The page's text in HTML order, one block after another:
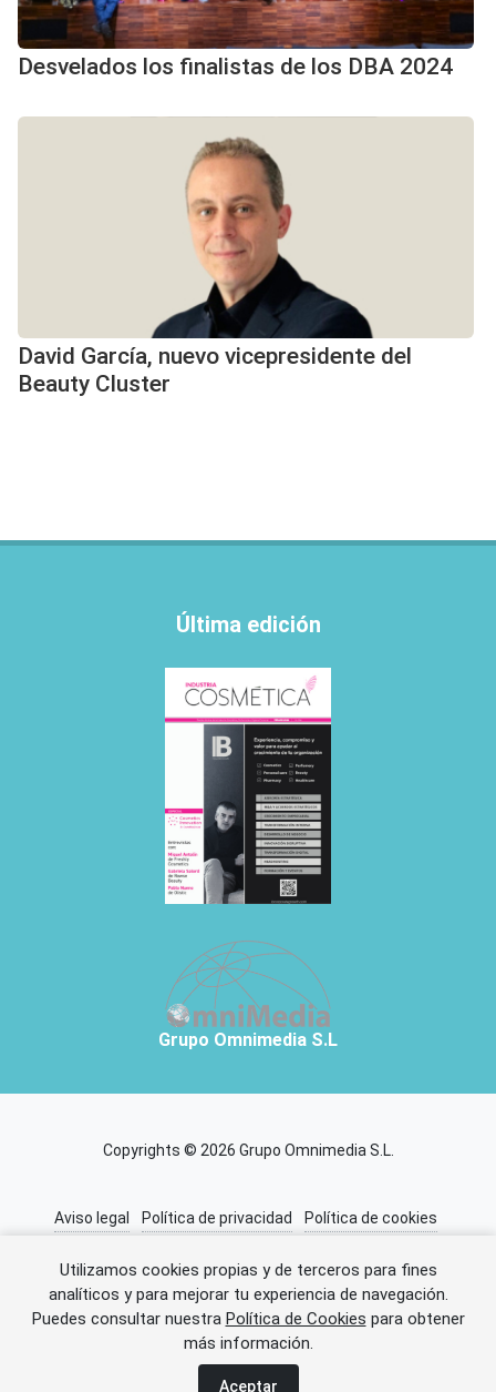
Utilizamos cookies propias y de terceros para fines
analíticos y para mejorar tu experiencia de navegación.
Puedes consultar nuestra Política de Cookies para obtener
más información.
Aceptar
Desvelados los finalistas de los DBA 2024
David García, nuevo vicepresidente del
Beauty Cluster
Error al cargar el anuncio.
Última edición
Grupo Omnimedia S.L
Copyrights © 2026 Grupo Omnimedia S.L.
Aviso legal Política de privacidad
Política de cookies